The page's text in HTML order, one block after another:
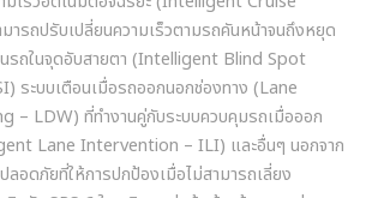
ารถปรับเปลี่ยนความเร็วตามรถคันหน้าจนถึงหยุด
รถในจุดอับสายตา (Intelligent Blind Spot
ระบบเตือนเมื่อรถออกนอกช่องทาง (Lane
– LDW) ที่ทำงานคู่กับระบบควบคุมรถเมื่อออก
Lane Intervention – ILI) และอื่นๆ นอกจาก
ลอดภัยที่ให้การปกป้องเมื่อไม่สามารถเลี่ยง